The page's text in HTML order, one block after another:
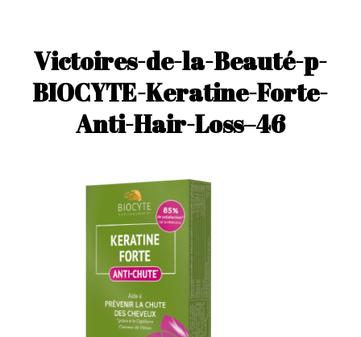
Victoires-de-la-Beauté-p-
BIOCYTE-Keratine-Forte-
Anti-Hair-Loss–46